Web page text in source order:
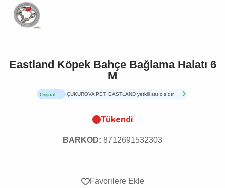
Eastland Köpek Bahçe Bağlama Halatı 6
M
Orijinal
ÇUKUROVA PET, EASTLAND yetkili satıcısıdır.
Tükendi
BARKOD: 8712691532303
Favorilere Ekle